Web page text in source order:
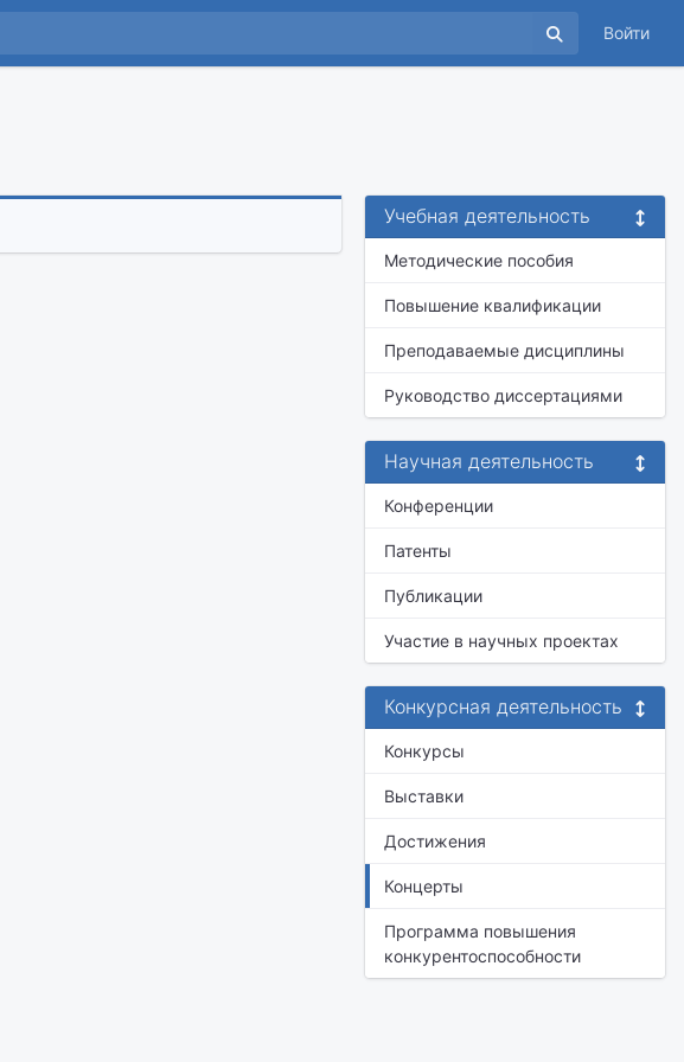
Войти
Учебная деятельность
Методические пособия
Повышение квалификации
Преподаваемые дисциплины
Руководство диссертациями
Научная деятельность
Конференции
Патенты
Публикации
Участие в научных проектах
Конкурсная деятельность
Конкурсы
Выставки
Достижения
Концерты
Программа повышения
конкурентоспособности